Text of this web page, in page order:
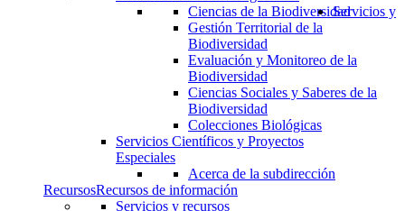
Ciencias de la Biodiversidad
Gestión Territorial de la
Biodiversidad
Evaluación y Monitoreo de la
Biodiversidad
Ciencias Sociales y Saberes de la
Biodiversidad
Colecciones Biológicas
Servicios Científicos y Proyectos
Especiales
Acerca de la subdirección
Servicios y
RecursosRecursos de información
Servicios y recursos